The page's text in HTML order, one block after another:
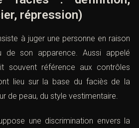
répression)
à juger une personne en raison
de son apparence. Aussi appelé
souvent référence aux contrôles
lieu sur la base du faciès de la
de peau, du style vestimentaire.
une discrimination envers la